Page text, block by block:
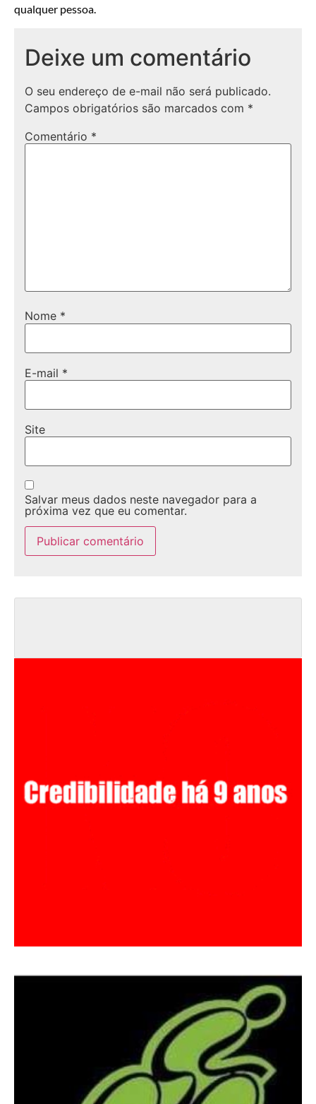
qualquer pessoa.
Deixe um comentário
O seu endereço de e-mail não será publicado.
Campos obrigatórios são marcados com *
Comentário *
Nome *
E-mail *
Site
Salvar meus dados neste navegador para a
próxima vez que eu comentar.